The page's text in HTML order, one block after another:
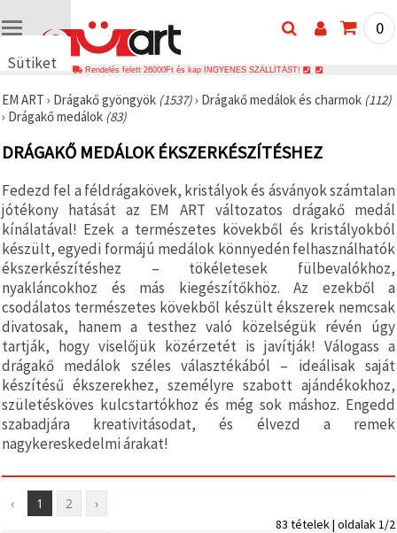
Sütiket
🍪 Cookie-
kat és
technológiákat
használunk
érdekében,
hogy
biztosítsuk
a weboldal
megfelelő
működését,
javítsuk az
Ön
felhasználói
élményét,
és az Ön
hozzájárulásával
elemezzük
a
forgalmat,
valamint
relevánsabb
tartalmat
és
jelenítsünk
meg,
beleértve
analitikai és
0
Rendelés felett 26000Ft és kap INGYENES SZÁLLÍTÁST!
EM ART › Drágakő gyöngyök (1537)› Drágakő medálok és charmok (112)
› Drágakő medálok (83)
DRÁGAKŐ MEDÁLOK ÉKSZERKÉSZÍTÉSHEZ
Fedezd fel a féldrágakövek, kristályok és ásványok számtalan
jótékony hatását az EM ART változatos drágakő medál
kínálatával! Ezek a természetes kövekből és kristályokból
készült, egyedi formájú medálok könnyedén felhasználhatók
ékszerkészítéshez – tökéletesek fülbevalókhoz,
nyakláncokhoz és más kiegészítőkhöz. Az ezekből a
csodálatos természetes kövekből készült ékszerek nemcsak
divatosak, hanem a testhez való közelségük révén úgy
tartják, hogy viselőjük közérzetét is javítják! Válogass a
drágakő medálok széles választékából – ideálisak saját
készítésű ékszerekhez, személyre szabott ajándékokhoz,
születésköves kulcstartókhoz és még sok máshoz. Engedd
szabadjára kreativitásodat, és élvezd a remek
nagykereskedelmi árakat!
‹ 1 2 ›
83 tételek | oldalak 1/2